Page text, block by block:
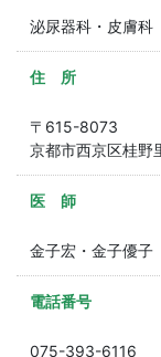
泌尿器科・皮膚科
住 所
〒615-8073
京都市西京区桂
医 師
金子宏・金子優子
電話番号
075-393-6116